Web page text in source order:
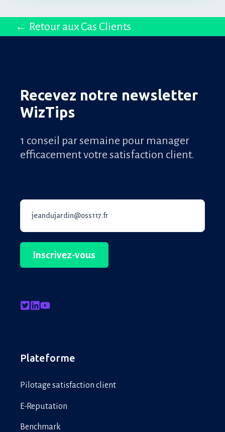
← Retour aux Cas Clients
Recevez notre newsletter
WizTips
1 conseil par semaine pour manager
efficacement votre satisfaction client.
Plateforme
Pilotage satisfaction client
E-Reputation
Benchmark